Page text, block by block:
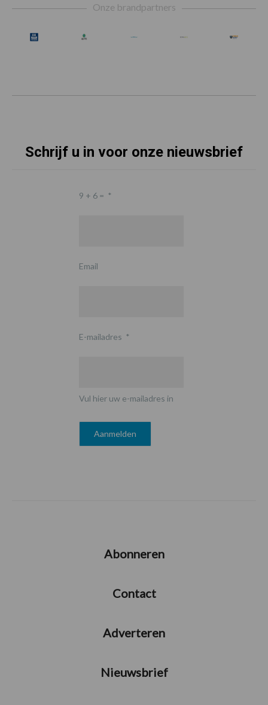
Onze brandpartners
Schrijf u in voor onze nieuwsbrief
9 + 6 = *
Email
E-mailadres *
Vul hier uw e-mailadres in
Abonneren
Contact
Adverteren
Nieuwsbrief